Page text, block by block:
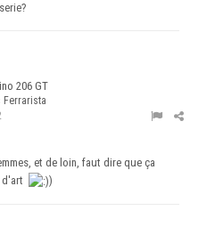
206 GT
et de loin, faut dire que ça
)